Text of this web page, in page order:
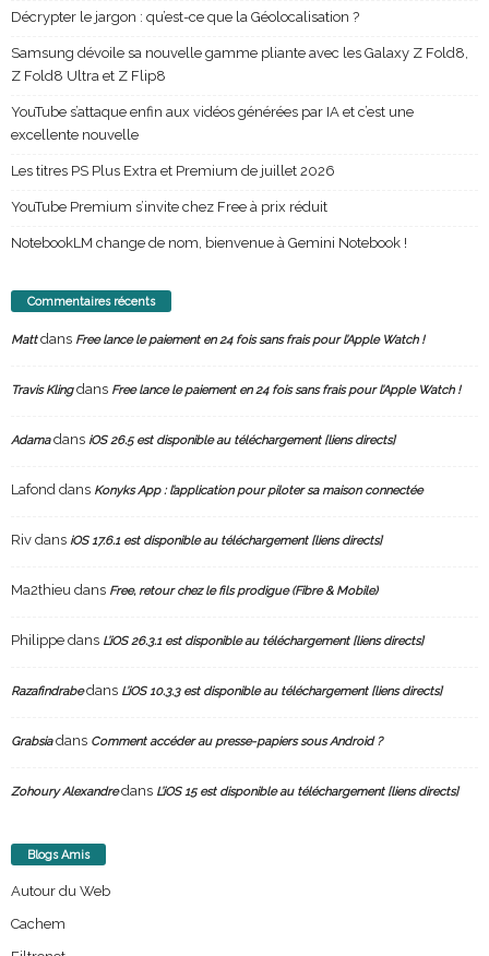
Décrypter le jargon : qu’est-ce que la Géolocalisation ?
Samsung dévoile sa nouvelle gamme pliante avec les Galaxy Z Fold8,
Z Fold8 Ultra et Z Flip8
YouTube s’attaque enfin aux vidéos générées par IA et c’est une
excellente nouvelle
Les titres PS Plus Extra et Premium de juillet 2026
YouTube Premium s’invite chez Free à prix réduit
NotebookLM change de nom, bienvenue à Gemini Notebook !
Commentaires récents
Mattdans Free lance le paiement en 24 fois sans frais pour l’Apple Watch !
Travis Klingdans Free lance le paiement en 24 fois sans frais pour l’Apple Watch !
Adamadans iOS 26.5 est disponible au téléchargement [liens directs]
Lafond dans Konyks App : l’application pour piloter sa maison connectée
Riv dans iOS 17.6.1 est disponible au téléchargement [liens directs]
Ma2thieu dans Free, retour chez le fils prodigue (Fibre & Mobile)
Philippe dans L’iOS 26.3.1 est disponible au téléchargement [liens directs]
Razafindrabedans L’iOS 10.3.3 est disponible au téléchargement [liens directs]
Grabsiadans Comment accéder au presse-papiers sous Android ?
Zohoury Alexandredans L’iOS 15 est disponible au téléchargement [liens directs]
Blogs Amis
Autour du Web
Cachem